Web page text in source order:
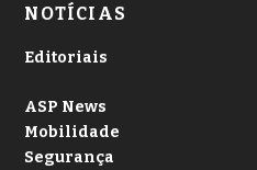
NOTÍCIAS
Editoriais
ASP News
Mobilidade
Segurança